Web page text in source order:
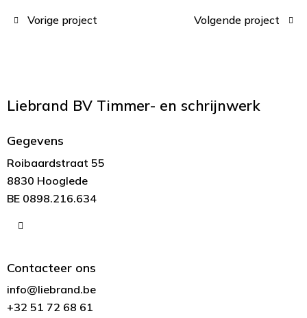
Vorige project Volgende project
Liebrand BV Timmer- en schrijnwerk
Gegevens
Roibaardstraat 55
8830 Hooglede
BE 0898.216.634
Contacteer ons
info@liebrand.be
+32 51 72 68 61